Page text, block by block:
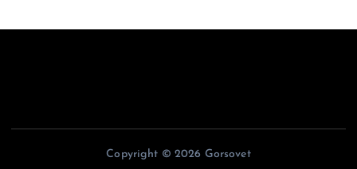
Copyright © 2026 Gorsovet